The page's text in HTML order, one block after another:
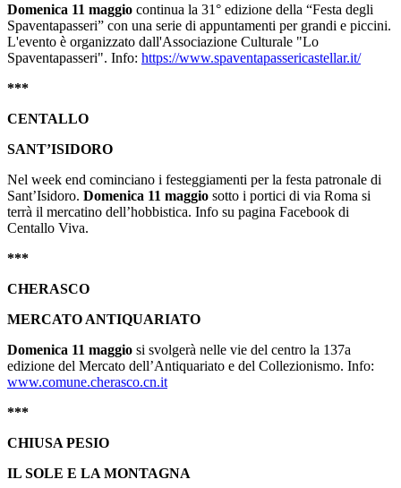
Domenica 11 maggio continua la 31° edizione della “Festa degli
Spaventapasseri” con una serie di appuntamenti per grandi e piccini.
L'evento è organizzato dall'Associazione Culturale "Lo
Spaventapasseri". Info: https://www.spaventapassericastellar.it/
***
CENTALLO
SANT’ISIDORO
Nel week end cominciano i festeggiamenti per la festa patronale di
Sant’Isidoro. Domenica 11 maggio sotto i portici di via Roma si
terrà il mercatino dell’hobbistica. Info su pagina Facebook di
Centallo Viva.
***
CHERASCO
MERCATO ANTIQUARIATO
Domenica 11 maggio si svolgerà nelle vie del centro la 137a
edizione del Mercato dell’Antiquariato e del Collezionismo. Info:
www.comune.cherasco.cn.it
***
CHIUSA PESIO
IL SOLE E LA MONTAGNA